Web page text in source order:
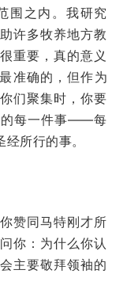
围之内。我研究
许多牧养地方教
重要，真的意义
准确的，但作为
们聚集时，你要
的每一件事——每
所行的事。
赞同马特刚才所
你：为什么你认
主要敬拜领袖的